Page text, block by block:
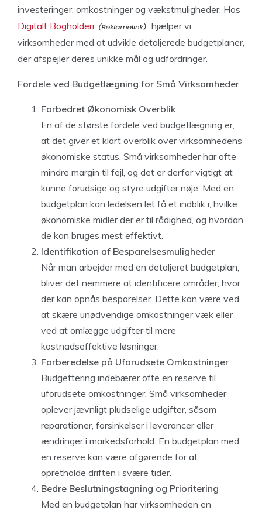
investeringer, omkostninger og vækstmuligheder. Hos
Digitalt Bogholderi
hjælper vi
virksomheder med at udvikle detaljerede budgetplaner,
der afspejler deres unikke mål og udfordringer.
Fordele ved Budgetlægning for Små Virksomheder
Forbedret Økonomisk Overblik
En af de største fordele ved budgetlægning er,
at det giver et klart overblik over virksomhedens
økonomiske status. Små virksomheder har ofte
mindre margin til fejl, og det er derfor vigtigt at
kunne forudsige og styre udgifter nøje. Med en
budgetplan kan ledelsen let få et indblik i, hvilke
økonomiske midler der er til rådighed, og hvordan
de kan bruges mest effektivt.
Identifikation af Besparelsesmuligheder
Når man arbejder med en detaljeret budgetplan,
bliver det nemmere at identificere områder, hvor
der kan opnås besparelser. Dette kan være ved
at skære unødvendige omkostninger væk eller
ved at omlægge udgifter til mere
kostnadseffektive løsninger.
Forberedelse på Uforudsete Omkostninger
Budgettering indebærer ofte en reserve til
uforudsete omkostninger. Små virksomheder
oplever jævnligt pludselige udgifter, såsom
reparationer, forsinkelser i leverancer eller
ændringer i markedsforhold. En budgetplan med
en reserve kan være afgørende for at
opretholde driften i svære tider.
Bedre Beslutningstagning og Prioritering
Med en budgetplan har virksomheden en